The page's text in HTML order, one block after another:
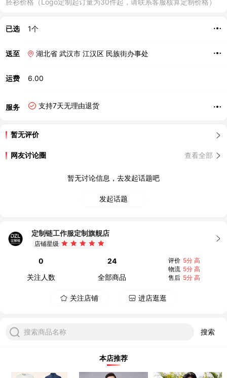
胚衫价格（Logo定制起订量为30件起，请联系客服核算定制价格）
已选 1个
送至 湖北省 武汉市 江汉区 民族街办事处
运费 6.00
服务 支持7天无理由退货
暂无评价
网友讨论圈 查看全部
暂无讨论信息，去发起话题吧
发起话题
定制链工作服定制旗舰店
店铺星级
0
关注人数
24
全部商品
评价 5分 高
物流 5分 高
售后 5分 高
关注店铺 进店逛逛
搜索商品名称 搜索
本店推荐